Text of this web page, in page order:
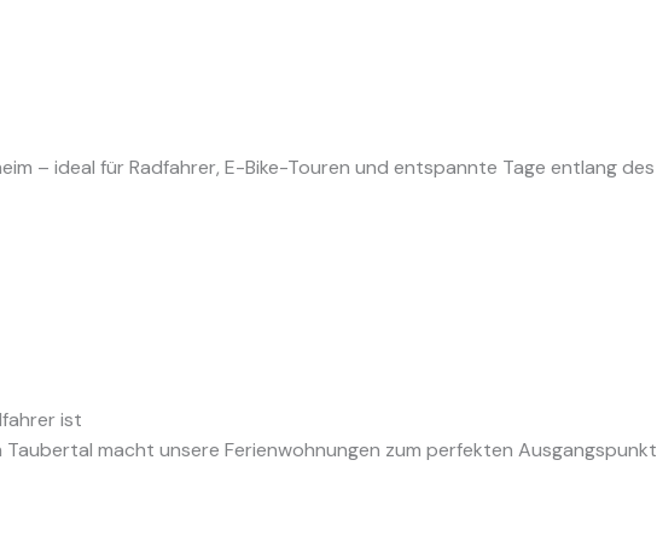
– ideal für Radfahrer, E-Bike-Touren und entspannte Tage entlang
ist
Taubertal macht unsere Ferienwohnungen zum perfekten